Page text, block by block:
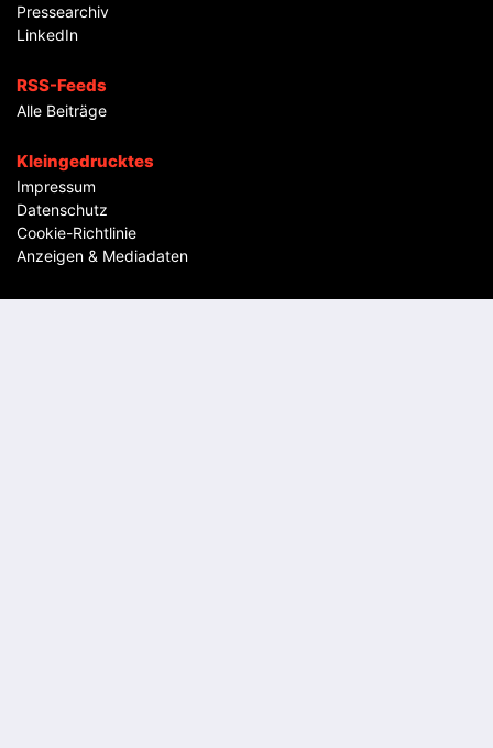
Pressearchiv
LinkedIn
RSS-Feeds
Alle Beiträge
Kleingedrucktes
Impressum
Datenschutz
Cookie-Richtlinie
Anzeigen & Mediadaten